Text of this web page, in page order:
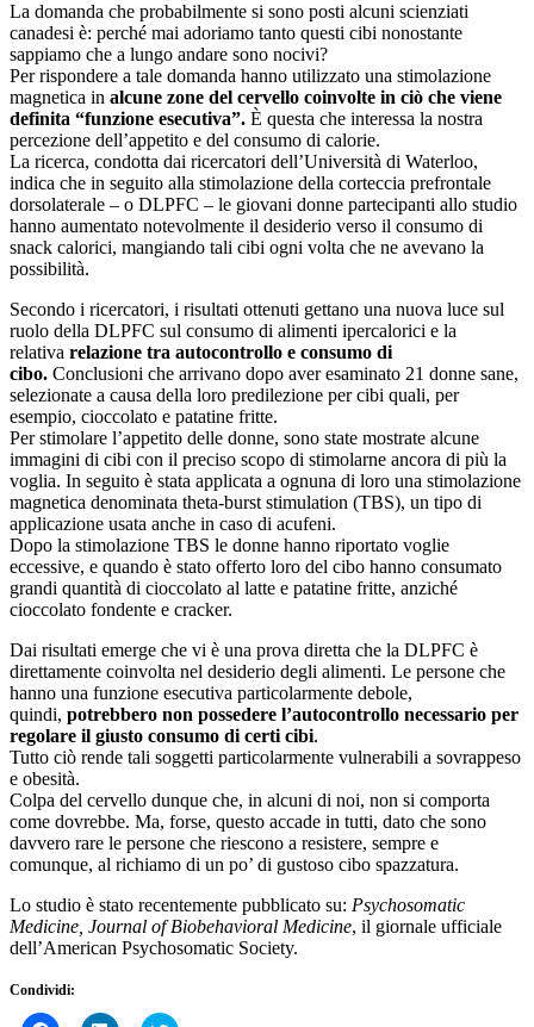
La domanda che probabilmente si sono posti alcuni scienziati
canadesi è: perché mai adoriamo tanto questi cibi nonostante
sappiamo che a lungo andare sono nocivi?
Per rispondere a tale domanda hanno utilizzato una stimolazione
magnetica in alcune zone del cervello coinvolte in ciò che viene
definita “funzione esecutiva”. È questa che interessa la nostra
percezione dell’appetito e del consumo di calorie.
La ricerca, condotta dai ricercatori dell’Università di Waterloo,
indica che in seguito alla stimolazione della corteccia prefrontale
dorsolaterale – o DLPFC – le giovani donne partecipanti allo studio
hanno aumentato notevolmente il desiderio verso il consumo di
snack calorici, mangiando tali cibi ogni volta che ne avevano la
possibilità.
Secondo i ricercatori, i risultati ottenuti gettano una nuova luce sul
ruolo della DLPFC sul consumo di alimenti ipercalorici e la
relativa relazione tra autocontrollo e consumo di
cibo. Conclusioni che arrivano dopo aver esaminato 21 donne sane,
selezionate a causa della loro predilezione per cibi quali, per
esempio, cioccolato e patatine fritte.
Per stimolare l’appetito delle donne, sono state mostrate alcune
immagini di cibi con il preciso scopo di stimolarne ancora di più la
voglia. In seguito è stata applicata a ognuna di loro una stimolazione
magnetica denominata theta-burst stimulation (TBS), un tipo di
applicazione usata anche in caso di acufeni.
Dopo la stimolazione TBS le donne hanno riportato voglie
eccessive, e quando è stato offerto loro del cibo hanno consumato
grandi quantità di cioccolato al latte e patatine fritte, anziché
cioccolato fondente e cracker.
Dai risultati emerge che vi è una prova diretta che la DLPFC è
direttamente coinvolta nel desiderio degli alimenti. Le persone che
hanno una funzione esecutiva particolarmente debole,
quindi, potrebbero non possedere l’autocontrollo necessario per
regolare il giusto consumo di certi cibi.
Tutto ciò rende tali soggetti particolarmente vulnerabili a sovrappeso
e obesità.
Colpa del cervello dunque che, in alcuni di noi, non si comporta
come dovrebbe. Ma, forse, questo accade in tutti, dato che sono
davvero rare le persone che riescono a resistere, sempre e
comunque, al richiamo di un po’ di gustoso cibo spazzatura.
Lo studio è stato recentemente pubblicato su: Psychosomatic
Medicine, Journal of Biobehavioral Medicine, il giornale ufficiale
dell’American Psychosomatic Society.
Condividi: